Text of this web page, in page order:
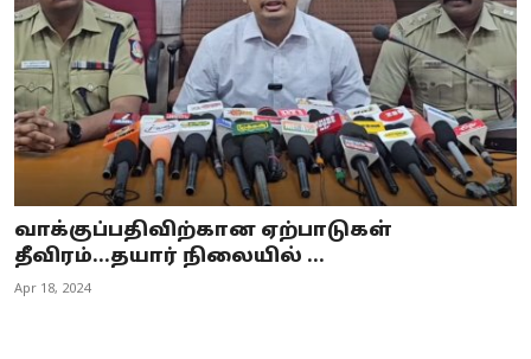
வாக்குப்பதிவிற்கான ஏற்பாடுகள்
தீவிரம்...தயார் நிலையில் ...
Apr 18, 2024